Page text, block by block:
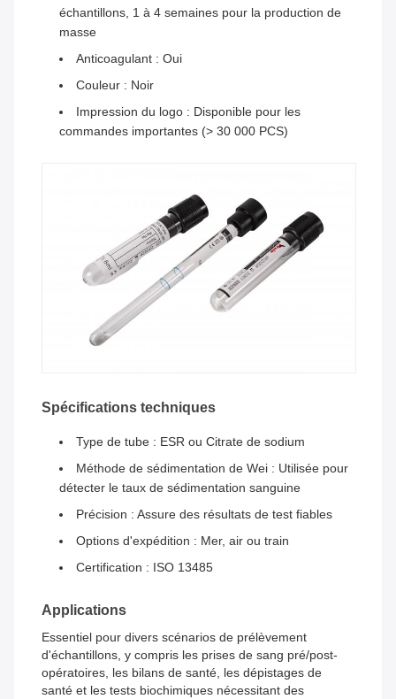
échantillons, 1 à 4 semaines pour la production de
masse
Anticoagulant : Oui
Couleur : Noir
Impression du logo : Disponible pour les
commandes importantes (> 30 000 PCS)
Spécifications techniques
Type de tube : ESR ou Citrate de sodium
Méthode de sédimentation de Wei : Utilisée pour
détecter le taux de sédimentation sanguine
Précision : Assure des résultats de test fiables
Options d'expédition : Mer, air ou train
Certification : ISO 13485
Applications
Essentiel pour divers scénarios de prélèvement
d'échantillons, y compris les prises de sang pré/post-
opératoires, les bilans de santé, les dépistages de
santé et les tests biochimiques nécessitant des